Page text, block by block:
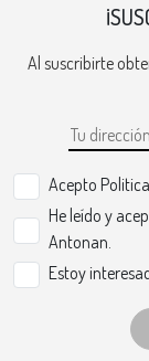
Al suscribirte
Acepto
He leído y
Antonan.
Estoy